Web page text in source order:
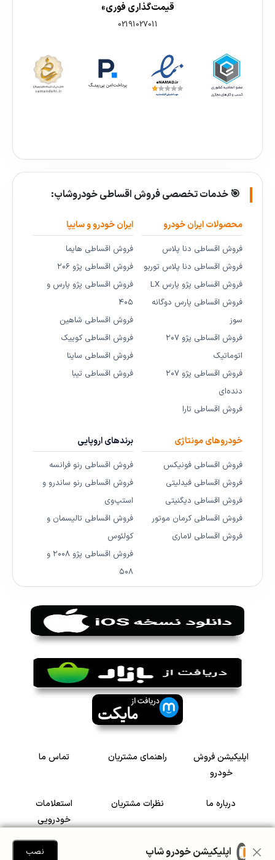
قیمت‌گذاری فوری»
02191027011
🎯 خدمات تخصصی فروش اقساطی خودروشاپ:
محصولات ایران خودرو
فروش اقساطی دنا پلاس
فروش اقساطی دنا پلاس توربو
فروش اقساطی پژو پارس LX
فروش اقساطی پارس دوگانه
سوز
فروش اقساطی پژو ۲۰۷
اتوماتیک
فروش اقساطی پژو ۲۰۷
دنده‌ای
فروش اقساطی تارا
ایران خودرو و سایپا
فروش اقساطی هایما
فروش اقساطی پژو ۲۰۶
فروش اقساطی پژو پارس و
۴۰۵
فروش اقساطی شاهین
فروش اقساطی کوییک
فروش اقساطی ساینا
فروش اقساطی تیبا
خودروهای مونتاژی
فروش اقساطی فونیکس
فروش اقساطی فیدلیتی
فروش اقساطی دیگنیتی
فروش اقساطی کرمان موتور
فروش اقساطی لاماری
برندهای اروپایی
فروش اقساطی رنو فرانسه
فروش اقساطی رنو ساندرو و
استپ‌وی
فروش اقساطی تالیسمان و
کولئوس
فروش اقساطی پژو ۲۰۰۸ و
۵۰۸
اپلیکیشن فروش
خودرو
راهنمای مشتریان تماس ما
درباره ما نظرات مشتریان
استعلامات
خودرویی
سرمایه گذاری در
رضایت مشتریاناپلیکیشن خودرو شاپ نصب